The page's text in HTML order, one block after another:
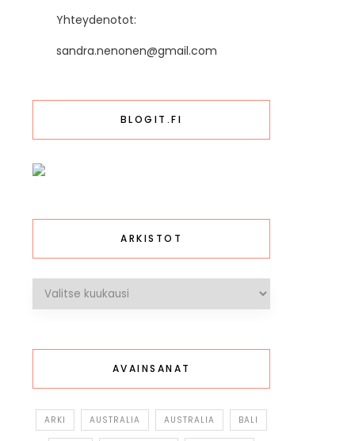
Yhteydenotot:
sandra.nenonen@gmail.com
BLOGIT.FI
ARKISTOT
Arkistot
AVAINSANAT
ARKI AUSTRALIA AUSTRALIA BALI